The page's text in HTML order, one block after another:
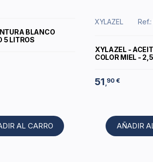
BLANCO
5 LITROS
AL CARRO
XYLAZEL
XYLAZEL -
COLOR MIEL -
51 ,90 €
AÑADIR